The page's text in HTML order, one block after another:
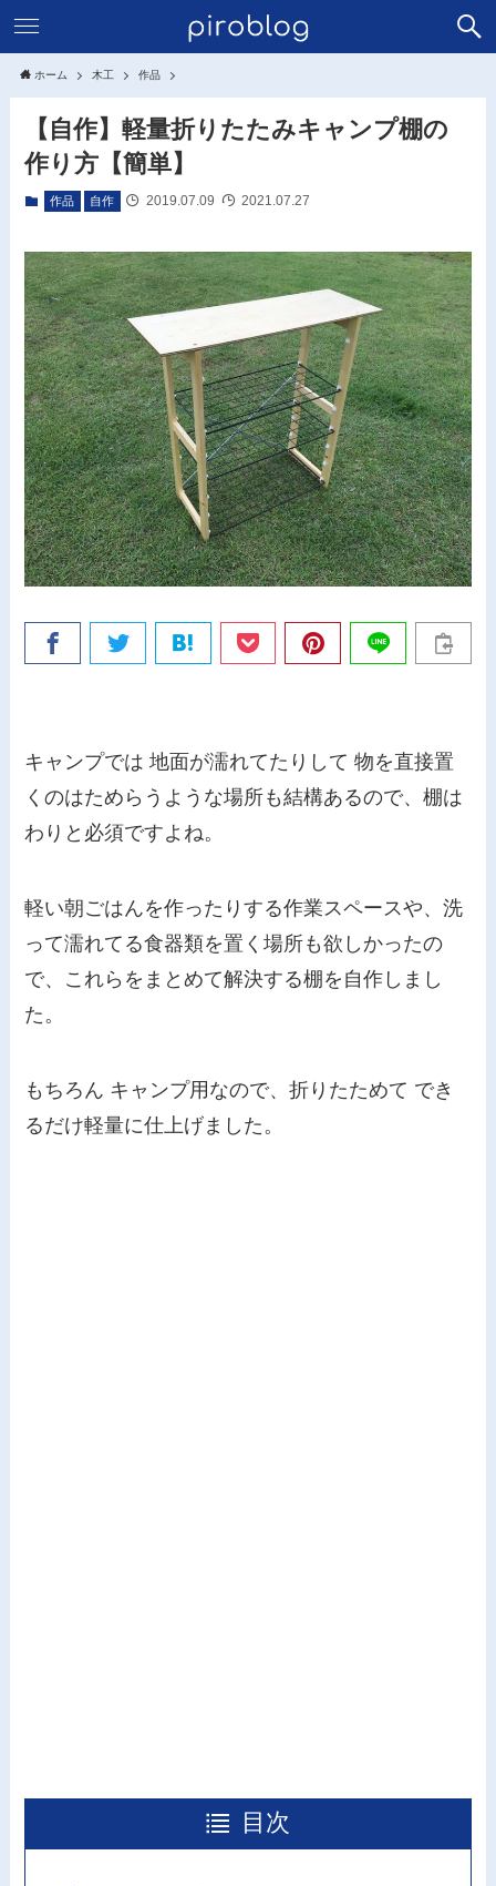
ホーム 木工 作品
【自作】軽量折りたたみキャンプ棚の
作り方【簡単】
作品 自作 2019.07.09 2021.07.27
キャンプでは 地面が濡れてたりして 物を直接置
くのはためらうような場所も結構あるので、棚は
わりと必須ですよね。
軽い朝ごはんを作ったりする作業スペースや、洗
って濡れてる食器類を置く場所も欲しかったの
で、これらをまとめて解決する棚を自作しまし
た。
もちろん キャンプ用なので、折りたためて でき
るだけ軽量に仕上げました。
目次